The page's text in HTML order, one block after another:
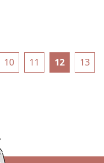
10 11 12 13